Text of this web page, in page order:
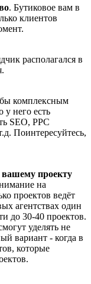
. Бутиковое вам в
клиентов
располагался в
комплексным
у него есть
SEO, PPC
Поинтересуйтесь,
вашему проекту
на
проектов ведёт
агентствах один
до 30-40 проектов.
уделять не
вариант - когда в
которые